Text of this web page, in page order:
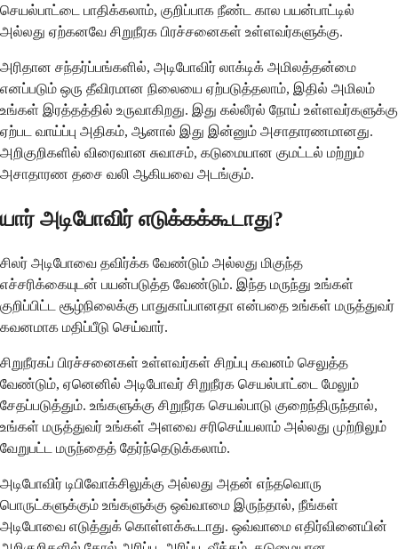
செயல்பாட்டை பாதிக்கலாம், குறிப்பாக நீண்ட கால பயன்பாட்டில்
அல்லது ஏற்கனவே சிறுநீரக பிரச்சனைகள் உள்ளவர்களுக்கு.
அரிதான சந்தர்ப்பங்களில், அடிபோவிர் லாக்டிக் அமிலத்தன்மை
எனப்படும் ஒரு தீவிரமான நிலையை ஏற்படுத்தலாம், இதில் அமிலம்
உங்கள் இரத்தத்தில் உருவாகிறது. இது கல்லீரல் நோய் உள்ளவர்களுக்கு
ஏற்பட வாய்ப்பு அதிகம், ஆனால் இது இன்னும் அசாதாரணமானது.
அறிகுறிகளில் விரைவான சுவாசம், கடுமையான குமட்டல் மற்றும்
அசாதாரண தசை வலி ஆகியவை அடங்கும்.
யார் அடிபோவிர் எடுக்கக்கூடாது?
சிலர் அடிபோவை தவிர்க்க வேண்டும் அல்லது மிகுந்த
எச்சரிக்கையுடன் பயன்படுத்த வேண்டும். இந்த மருந்து உங்கள்
குறிப்பிட்ட சூழ்நிலைக்கு பாதுகாப்பானதா என்பதை உங்கள் மருத்துவர்
கவனமாக மதிப்பீடு செய்வார்.
சிறுநீரகப் பிரச்சனைகள் உள்ளவர்கள் சிறப்பு கவனம் செலுத்த
வேண்டும், ஏனெனில் அடிபோவர் சிறுநீரக செயல்பாட்டை மேலும்
சேதப்படுத்தும். உங்களுக்கு சிறுநீரக செயல்பாடு குறைந்திருந்தால்,
உங்கள் மருத்துவர் உங்கள் அளவை சரிசெய்யலாம் அல்லது முற்றிலும்
வேறுபட்ட மருந்தைத் தேர்ந்தெடுக்கலாம்.
அடிபோவிர் டிபிவோக்சிலுக்கு அல்லது அதன் எந்தவொரு
பொருட்களுக்கும் உங்களுக்கு ஒவ்வாமை இருந்தால், நீங்கள்
அடிபோவை எடுத்துக் கொள்ளக்கூடாது. ஒவ்வாமை எதிர்வினையின்